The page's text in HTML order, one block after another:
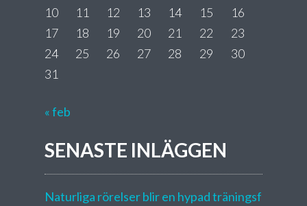
10
11 12 13 14 15
16
17
18 19 20 21 22
23
24
25 26 27 28 29
30
31
« feb
SENASTE INLÄGGEN
Naturliga rörelser blir en hypad träningsf